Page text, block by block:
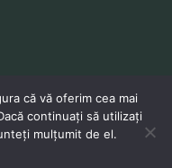
Realizat de
că vă oferim cea mai
continuați să utilizați
mulțumit de el.